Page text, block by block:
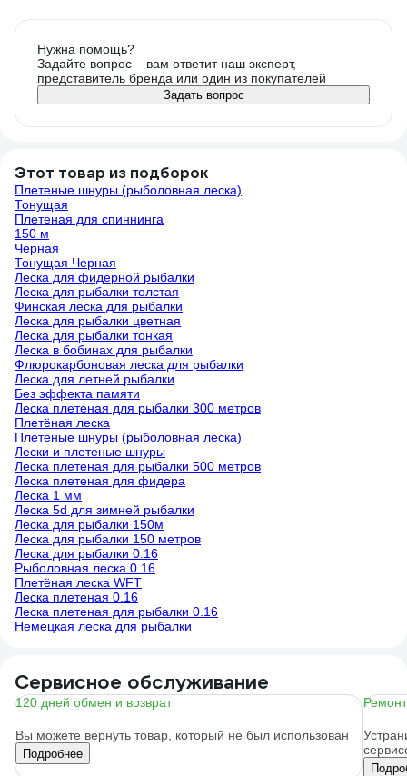
Нужна помощь?
Задайте вопрос – вам ответит наш эксперт,
представитель бренда или один из покупателей
Задать вопрос
Этот товар из подборок
Плетеные шнуры (рыболовная леска)
Тонущая
Плетеная для спиннинга
150 м
Черная
Тонущая Черная
Леска для фидерной рыбалки
Леска для рыбалки толстая
Финская леска для рыбалки
Леска для рыбалки цветная
Леска для рыбалки тонкая
Леска в бобинах для рыбалки
Флюрокарбоновая леска для рыбалки
Леска для летней рыбалки
Без эффекта памяти
Леска плетеная для рыбалки 300 метров
Плетёная леска
Плетеные шнуры (рыболовная леска)
Лески и плетеные шнуры
Леска плетеная для рыбалки 500 метров
Леска плетеная для фидера
Леска 1 мм
Леска 5d для зимней рыбалки
Леска для рыбалки 150м
Леска для рыбалки 150 метров
Леска для рыбалки 0.16
Рыболовная леска 0.16
Плетёная леска WFT
Леска плетеная 0.16
Леска плетеная для рыбалки 0.16
Немецкая леска для рыбалки
Сервисное обслуживание
120 дней обмен и возврат
Вы можете вернуть товар, который не был использован
Подробнее